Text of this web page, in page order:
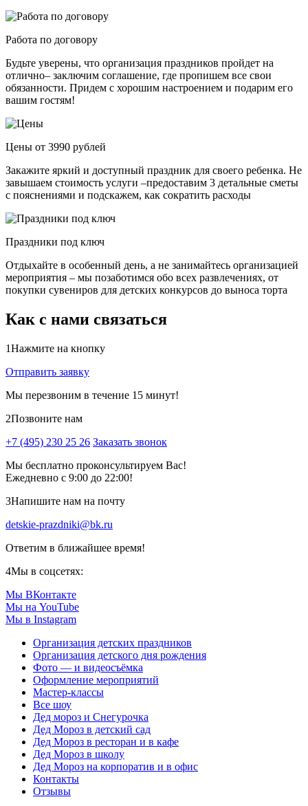
Работа по договору
Будьте уверены, что организация праздников пройдет на
отлично– заключим соглашение, где пропишем все свои
обязанности. Придем с хорошим настроением и подарим его
вашим гостям!
Цены от 3990 рублей
Закажите яркий и доступный праздник для своего ребенка. Не
завышаем стоимость услуги –предоставим 3 детальные сметы
с пояснениями и подскажем, как сократить расходы
Праздники под ключ
Отдыхайте в особенный день, а не занимайтесь организацией
мероприятия – мы позаботимся обо всех развлечениях, от
покупки сувениров для детских конкурсов до выноса торта
Как с нами связаться
1Нажмите на кнопку
Отправить заявку
Мы перезвоним в течение 15 минут!
2Позвоните нам
+7 (495) 230 25 26 Заказать звонок
Мы бесплатно проконсультируем Вас!
Ежедневно с 9:00 до 22:00!
3Напишите нам на почту
detskie-prazdniki@bk.ru
Ответим в ближайшее время!
4Мы в соцсетях:
Мы ВКонтакте
Мы на YouTube
Мы в Instagram
Организация детских праздников
Организация детского дня рождения
Фото — и видеосъёмка
Оформление мероприятий
Мастер-классы
Все шоу
Дед мороз и Снегурочка
Дед Мороз в детский сад
Дед Мороз в ресторан и в кафе
Дед Мороз в школу
Дед Мороз на корпоратив и в офис
Контакты
Отзывы